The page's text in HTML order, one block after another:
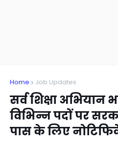
Home Job Updates
सर्व शिक्षा अभियान
विभिन्न पदों पर
पास के लिए